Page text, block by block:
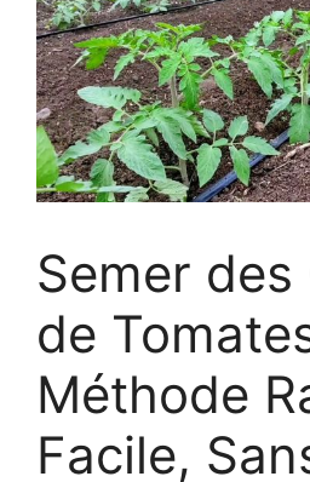
Semer des
de
Méthode
Facile,